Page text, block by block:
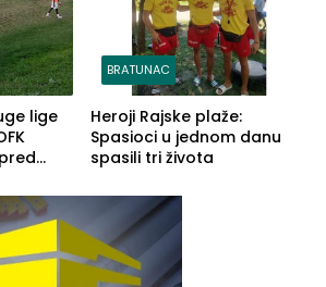
lige
BRATUNAC
Heroji Rajske plaže:
Spasioci u jednom danu
spasili tri života